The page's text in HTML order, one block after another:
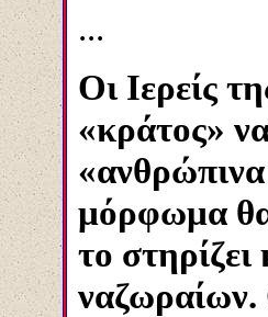
...
Οι Ιερείς
«κράτος»
μόρφωμα θα
το